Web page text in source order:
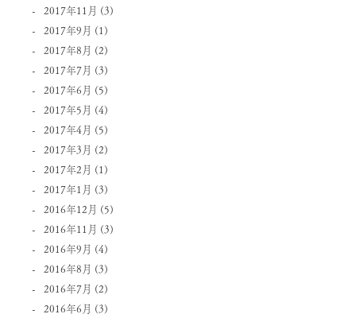
2017年11月 (3)
2017年9月 (1)
2017年8月 (2)
2017年7月 (3)
2017年6月 (5)
2017年5月 (4)
2017年4月 (5)
2017年3月 (2)
2017年2月 (1)
2017年1月 (3)
2016年12月 (5)
2016年11月 (3)
2016年9月 (4)
2016年8月 (3)
2016年7月 (2)
2016年6月 (3)